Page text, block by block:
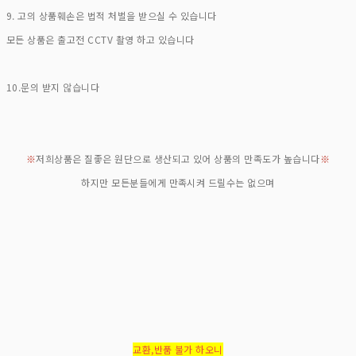
9. 고의 상품훼손은 법적 처벌을 받으실 수 있습니다
모든 상품은 출고전 CCTV 촬영 하고 있습니다
10.문의 받지 않습니다
※저희상품은 질좋은 원단으로 생산되고 있어 상품의 만족도가 높습니다※
하지만 모든분들에게 만족시켜 드릴수는 없으며
교환,반품 불가 하오니